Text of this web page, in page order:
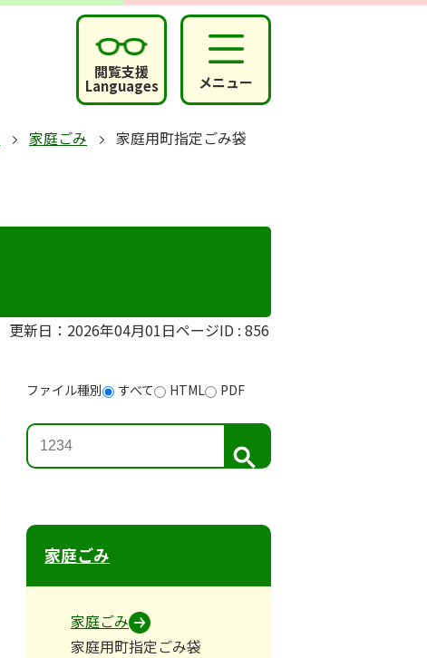
閲覧支援
Languages メニュー
家庭ごみ 家庭用町指定ごみ袋
更新日：2026年04月01日ページID : 856
ファイル種別 すべて HTML PDF
検
索
家庭ごみ
家庭ごみ
家庭用町指定ごみ袋